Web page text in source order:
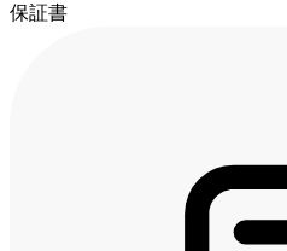
保証書